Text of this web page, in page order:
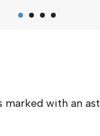
with an